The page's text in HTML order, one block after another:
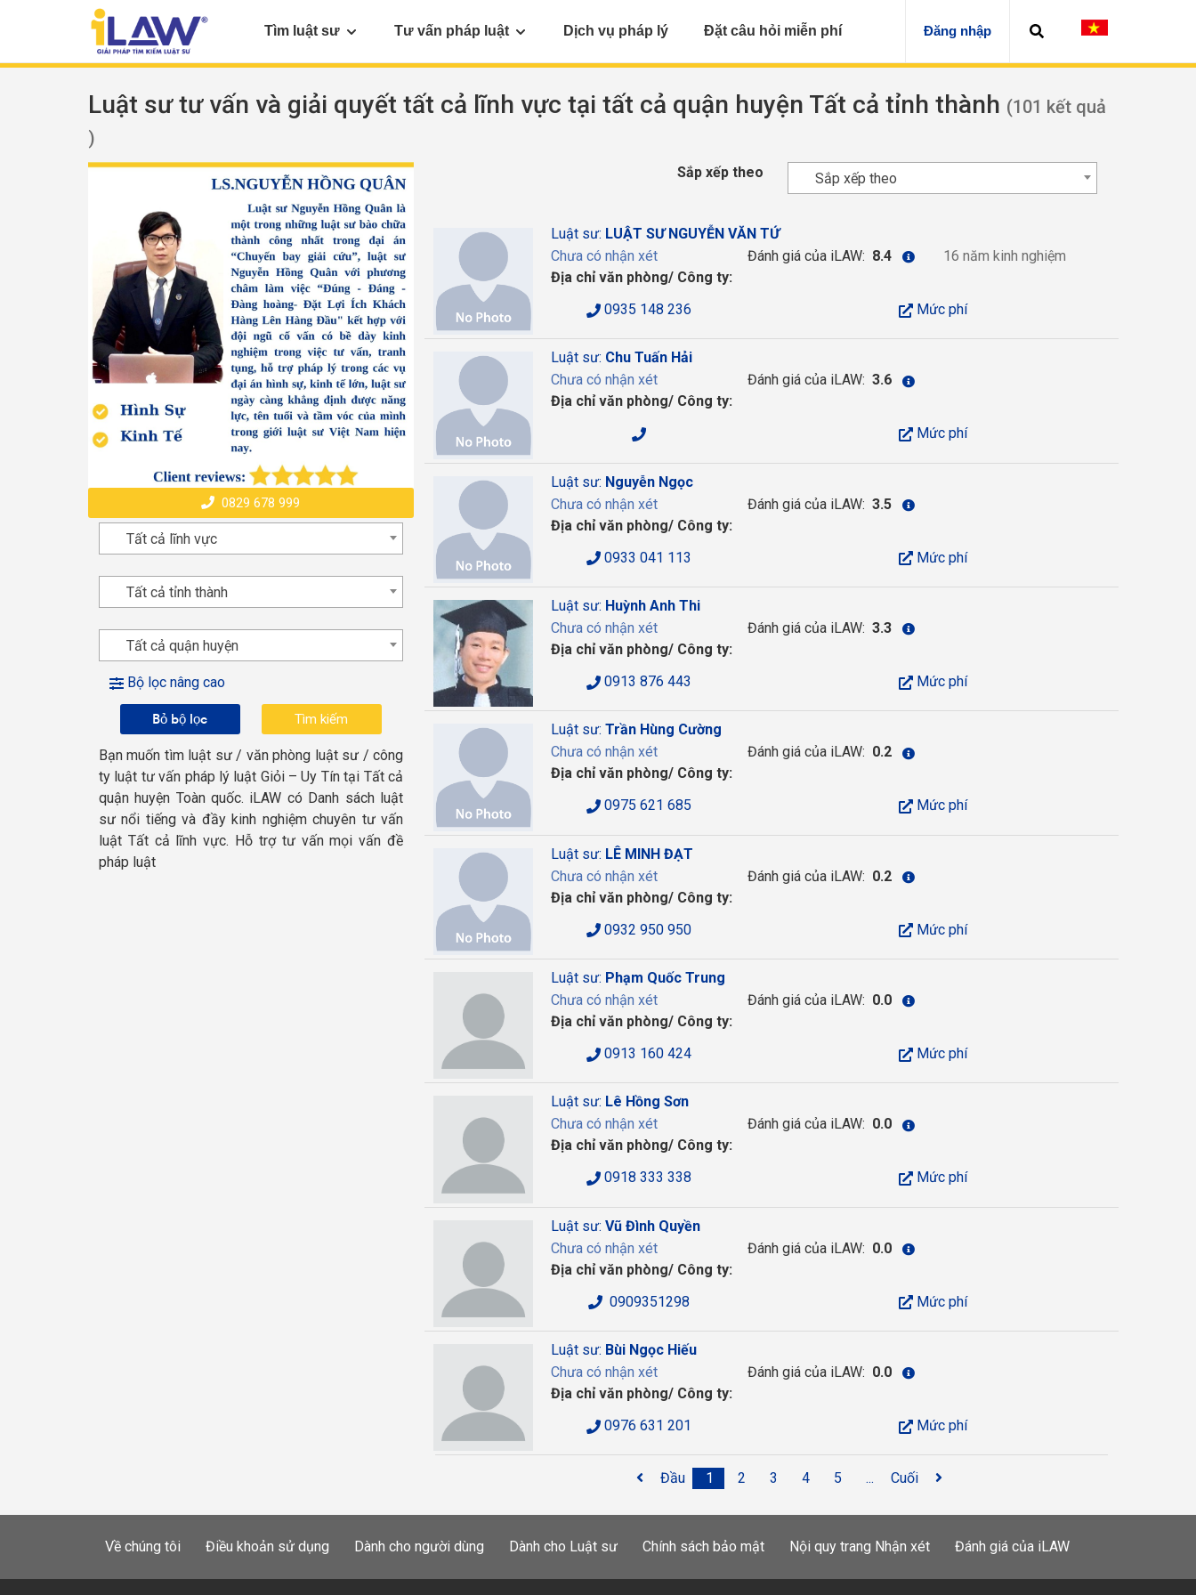
Tìm luật sư Tư vấn pháp luật Dịch vụ pháp lý Đặt câu hỏi miễn phí Đăng nhập
Luật sư tư vấn và giải quyết tất cả lĩnh vực tại tất cả quận huyện Tất cả tỉnh thành (101 kết quả
)
Sắp xếp theo Sắp xếp theo
0829 678 999
Tất cả lĩnh vực
Tất cả tỉnh thành
Tất cả quận huyện
Bộ lọc nâng cao
Bỏ bộ lọc
Bạn muốn tìm luật sư / văn phòng luật sư / công
ty luật tư vấn pháp lý luật Giỏi – Uy Tín tại Tất cả
quận huyện Toàn quốc. iLAW có Danh sách luật
sư nổi tiếng và đầy kinh nghiệm chuyên tư vấn
luật Tất cả lĩnh vực. Hỗ trợ tư vấn mọi vấn đề
pháp luật
Luật sư: LUẬT SƯ NGUYỄN VĂN TỨ
Chưa có nhận xét
Đánh giá của iLAW: 8.4
16 năm kinh nghiệm
Địa chỉ văn phòng/ Công ty:
0935 148 236
Mức phí
Luật sư: Chu Tuấn Hải
Chưa có nhận xét
Đánh giá của iLAW: 3.6
Địa chỉ văn phòng/ Công ty:
Mức phí
Luật sư: Nguyễn Ngọc
Chưa có nhận xét
Đánh giá của iLAW: 3.5
Địa chỉ văn phòng/ Công ty:
0933 041 113
Mức phí
Luật sư: Huỳnh Anh Thi
Chưa có nhận xét
Đánh giá của iLAW: 3.3
Địa chỉ văn phòng/ Công ty:
0913 876 443
Mức phí
Luật sư: Trần Hùng Cường
Chưa có nhận xét
Đánh giá của iLAW: 0.2
Địa chỉ văn phòng/ Công ty:
0975 621 685
Mức phí
Luật sư: LÊ MINH ĐẠT
Chưa có nhận xét
Đánh giá của iLAW: 0.2
Địa chỉ văn phòng/ Công ty:
0932 950 950
Mức phí
Luật sư: Phạm Quốc Trung
Chưa có nhận xét
Đánh giá của iLAW: 0.0
Địa chỉ văn phòng/ Công ty:
0913 160 424
Mức phí
Luật sư: Lê Hồng Sơn
Chưa có nhận xét
Đánh giá của iLAW: 0.0
Địa chỉ văn phòng/ Công ty:
0918 333 338
Mức phí
Luật sư: Vũ Đình Quyền
Chưa có nhận xét
Đánh giá của iLAW: 0.0
Địa chỉ văn phòng/ Công ty:
0909351298
Mức phí
Luật sư: Bùi Ngọc Hiếu
Chưa có nhận xét
Đánh giá của iLAW: 0.0
Địa chỉ văn phòng/ Công ty:
0976 631 201
Mức phí
Đầu 1 2 3 4 5 ... Cuối
Về chúng tôi Điều khoản sử dụng Dành cho người dùng Dành cho Luật sư Chính sách bảo mật Nội quy trang Nhận xét Đánh giá của iLAW